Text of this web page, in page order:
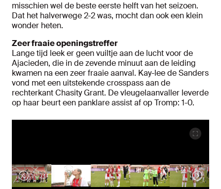
misschien wel de beste eerste helft van het seizoen.
Dat het halverwege 2-2 was, mocht dan ook een klein
wonder heten.
Zeer fraaie openingstreffer
Lange tijd leek er geen vuiltje aan de lucht voor de
Ajacieden, die in de zevende minuut aan de leiding
kwamen na een zeer fraaie aanval. Kay-lee de Sanders
vond met een uitstekende crosspass aan de
rechterkant Chasity Grant. De vleugelaanvaller leverde
op haar beurt een panklare assist af op Tromp: 1-0.